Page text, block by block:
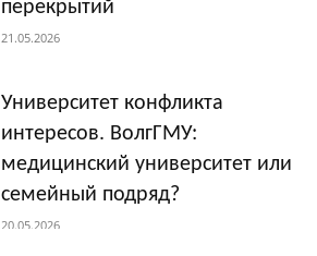
перекрытий
21.05.2026
Университет конфликта
интересов. ВолгГМУ:
медицинский университет или
семейный подряд?
20.05.2026